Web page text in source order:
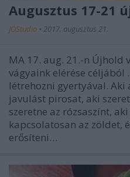
Augusztus 17-21
JÓStudio • 2017. augusztus 21.
MA 17. aug. 21.-n Újhold
vágyaink elérése céljából
létrehozni gyertyával. Aki
javulást pirosat, aki
szeretne az rózsaszínt,
kapcsolatosan az zöldet,
erősíteni…